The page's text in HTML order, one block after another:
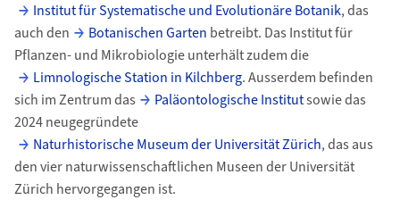
Institut für Systematische und Evolutionäre Botanik, das
auch den
Botanischen Garten betreibt. Das Institut für
Pflanzen- und Mikrobiologie unterhält zudem die
Limnologische Station in Kilchberg. Ausserdem befinden
sich im Zentrum das
Paläontologische Institutsowie das
2024 neugegründete
Naturhistorische Museum der Universität Zürich, das aus
den vier naturwissenschaftlichen Museen der Universität
Zürich hervorgegangen ist.